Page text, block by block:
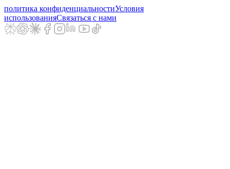
политика конфиденциальностиУсловия
использованияСвязаться с нами